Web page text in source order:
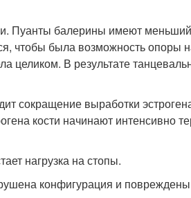
Пуанты балерины имеют
чтобы была возможность опоры
целиком. В результате
сокращение выработки
кости начинают интенсивно
нагрузка на стопы.
конфигурация и